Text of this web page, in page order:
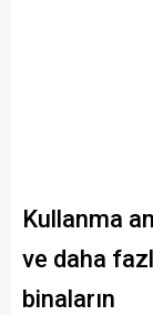
Kullanma
ve daha
binaların